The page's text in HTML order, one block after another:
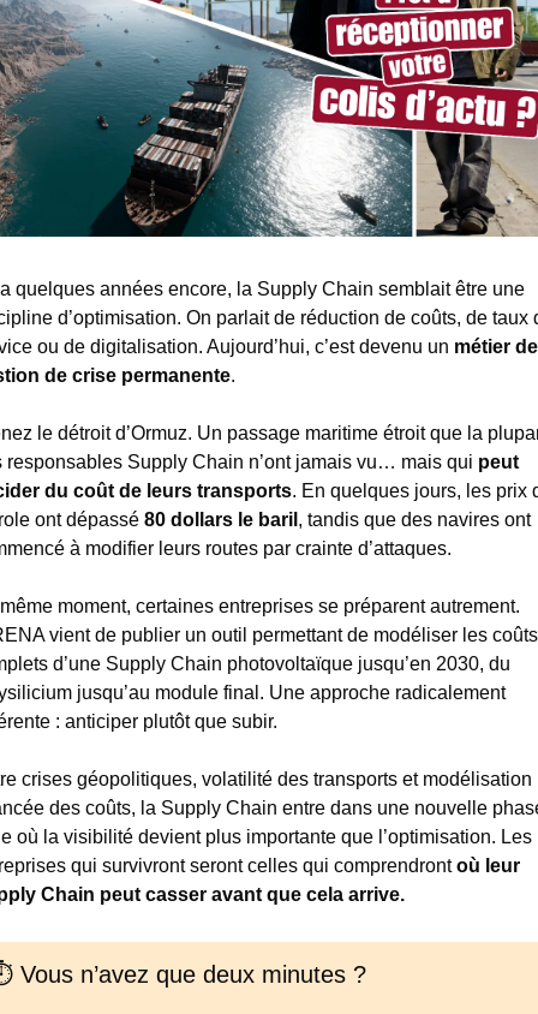
quelques années encore, la Supply Chain semblait être une
d’optimisation. On parlait de réduction de coûts, de taux
ou de digitalisation. Aujourd’hui, c’est devenu un métier de
de crise permanente.
le détroit d’Ormuz. Un passage maritime étroit que la
responsables Supply Chain n’ont jamais vu… mais qui peut
du coût de leurs transports. En quelques jours, les prix
ont dépassé 80 dollars le baril , tandis que des navires ont
à modifier leurs routes par crainte d’attaques.
moment, certaines entreprises se préparent autrement.
vient de publier un outil permettant de modéliser les coûts
d’une Supply Chain photovoltaïque jusqu’en 2030, du
jusqu’au module final. Une approche radicalement
: anticiper plutôt que subir.
crises géopolitiques, volatilité des transports et modélisation
des coûts, la Supply Chain entre dans une nouvelle
où la visibilité devient plus importante que l’optimisation. Les
qui survivront seront celles qui comprendront où leur
Chain peut casser avant que cela arrive.
Vous n’avez que deux minutes ?